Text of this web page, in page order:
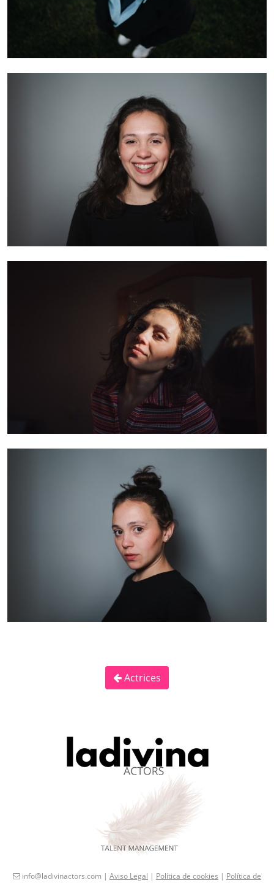
Actrices
info@ladivinactors.com | Aviso Legal | Política de cookies | Política de